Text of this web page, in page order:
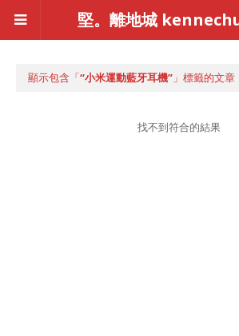
堅。離地城
顯示包含「 小米運動藍牙耳機 」標籤的文章
找不到符合的結果